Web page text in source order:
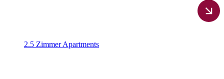
2.5 Zimmer Apartments